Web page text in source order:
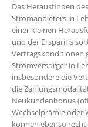
Das Herausfinden
Stromanbieters in
einer kleinen
und der Ersparnis
Vertragskonditionen
Stromversorger in
insbesondere die
die
Neukundenbonus
Wechselprämie oder
können ebenso